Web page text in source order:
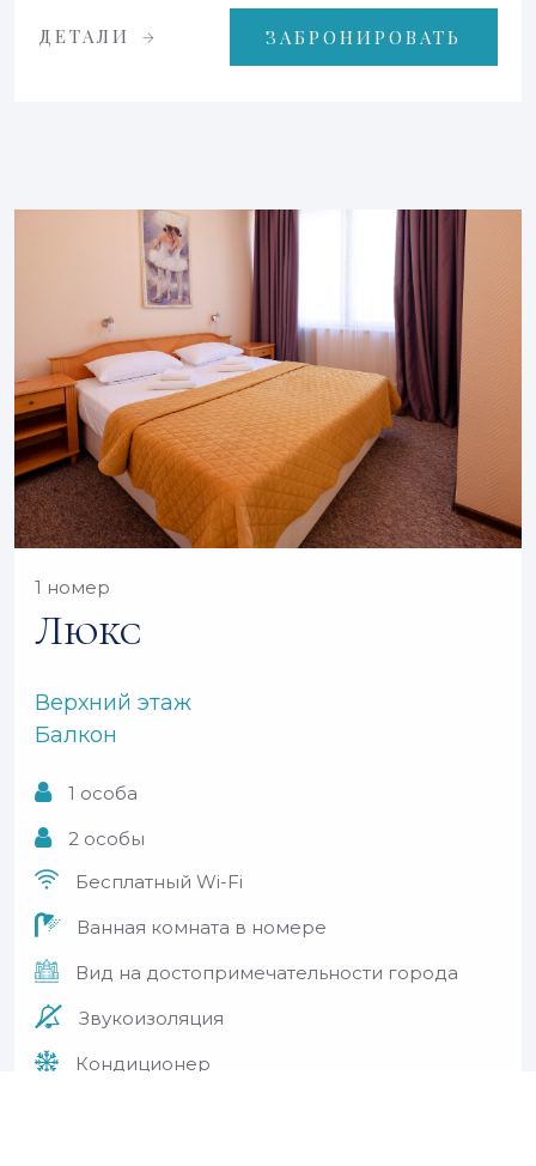
ДЕТАЛИ ЗАБРОНИРОВАТЬ
1 номер
Люкс
Верхний этаж
Балкон
1 особа
2 особы
Бесплатный Wi-Fi
Ванная комната в номере
Вид на достопримечательности города
Звукоизоляция
Кондиционер